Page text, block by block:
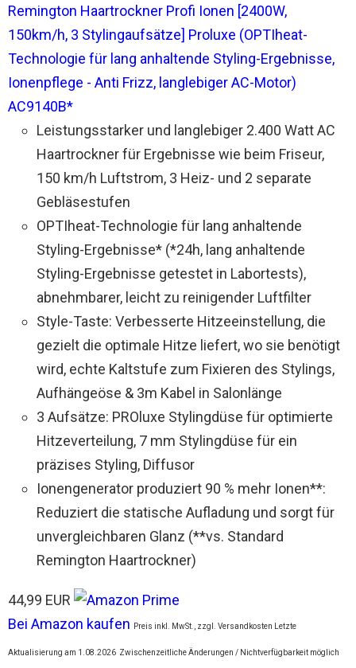
Remington Haartrockner Profi Ionen [2400W,
150km/h, 3 Stylingaufsätze] Proluxe (OPTIheat-
Technologie für lang anhaltende Styling-Ergebnisse,
Ionenpflege - Anti Frizz, langlebiger AC-Motor)
AC9140B*
Leistungsstarker und langlebiger 2.400 Watt AC
Haartrockner für Ergebnisse wie beim Friseur,
150 km/h Luftstrom, 3 Heiz- und 2 separate
Gebläsestufen
OPTIheat-Technologie für lang anhaltende
Styling-Ergebnisse* (*24h, lang anhaltende
Styling-Ergebnisse getestet in Labortests),
abnehmbarer, leicht zu reinigender Luftfilter
Style-Taste: Verbesserte Hitzeeinstellung, die
gezielt die optimale Hitze liefert, wo sie benötigt
wird, echte Kaltstufe zum Fixieren des Stylings,
Aufhängeöse & 3m Kabel in Salonlänge
3 Aufsätze: PROluxe Stylingdüse für optimierte
Hitzeverteilung, 7 mm Stylingdüse für ein
präzises Styling, Diffusor
Ionengenerator produziert 90 % mehr Ionen**:
Reduziert die statische Aufladung und sorgt für
unvergleichbaren Glanz (**vs. Standard
Remington Haartrockner)
44,99 EUR
Bei Amazon kaufen
Preis inkl. MwSt., zzgl. Versandkosten Letzte
Aktualisierung am 1.08.2026 Zwischenzeitliche Änderungen / Nichtverfügbarkeit möglich